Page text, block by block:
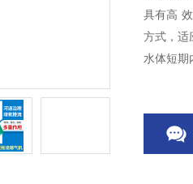
具有高
方式，适
水体短期